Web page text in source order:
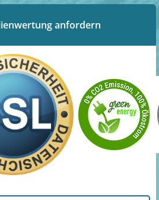
anfordern